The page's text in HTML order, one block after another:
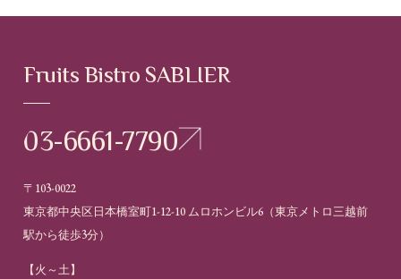
Fruits Bistro SABLIER
03-6661-7790
〒103-0022
東京都中央区日本橋室町1-12-10 ムロホンビル6（東京メトロ三越前
駅から徒歩3分）
【火～土】